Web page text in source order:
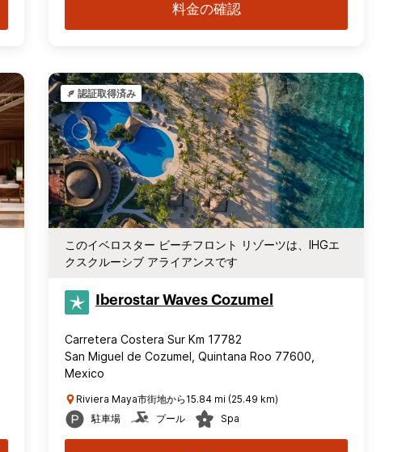
料金の確認
認証取得済み
このイベロスター ビーチフロント リゾーツは、IHGエ
クスクルーシブ アライアンスです
Iberostar Waves Cozumel
Carretera Costera Sur Km 17782
San Miguel de Cozumel, Quintana Roo 77600,
Mexico
Riviera Maya市街地から15.84 mi (25.49 km)
駐車場
プール Spa